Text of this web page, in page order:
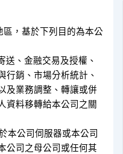
，基於下列目的為本公
送、金融交易及授權、
行銷、市場分析統計、
及業務調整、轉讓或併
資料移轉給本公司之關
本公司伺服器或本公司
公司之母公司或任何其